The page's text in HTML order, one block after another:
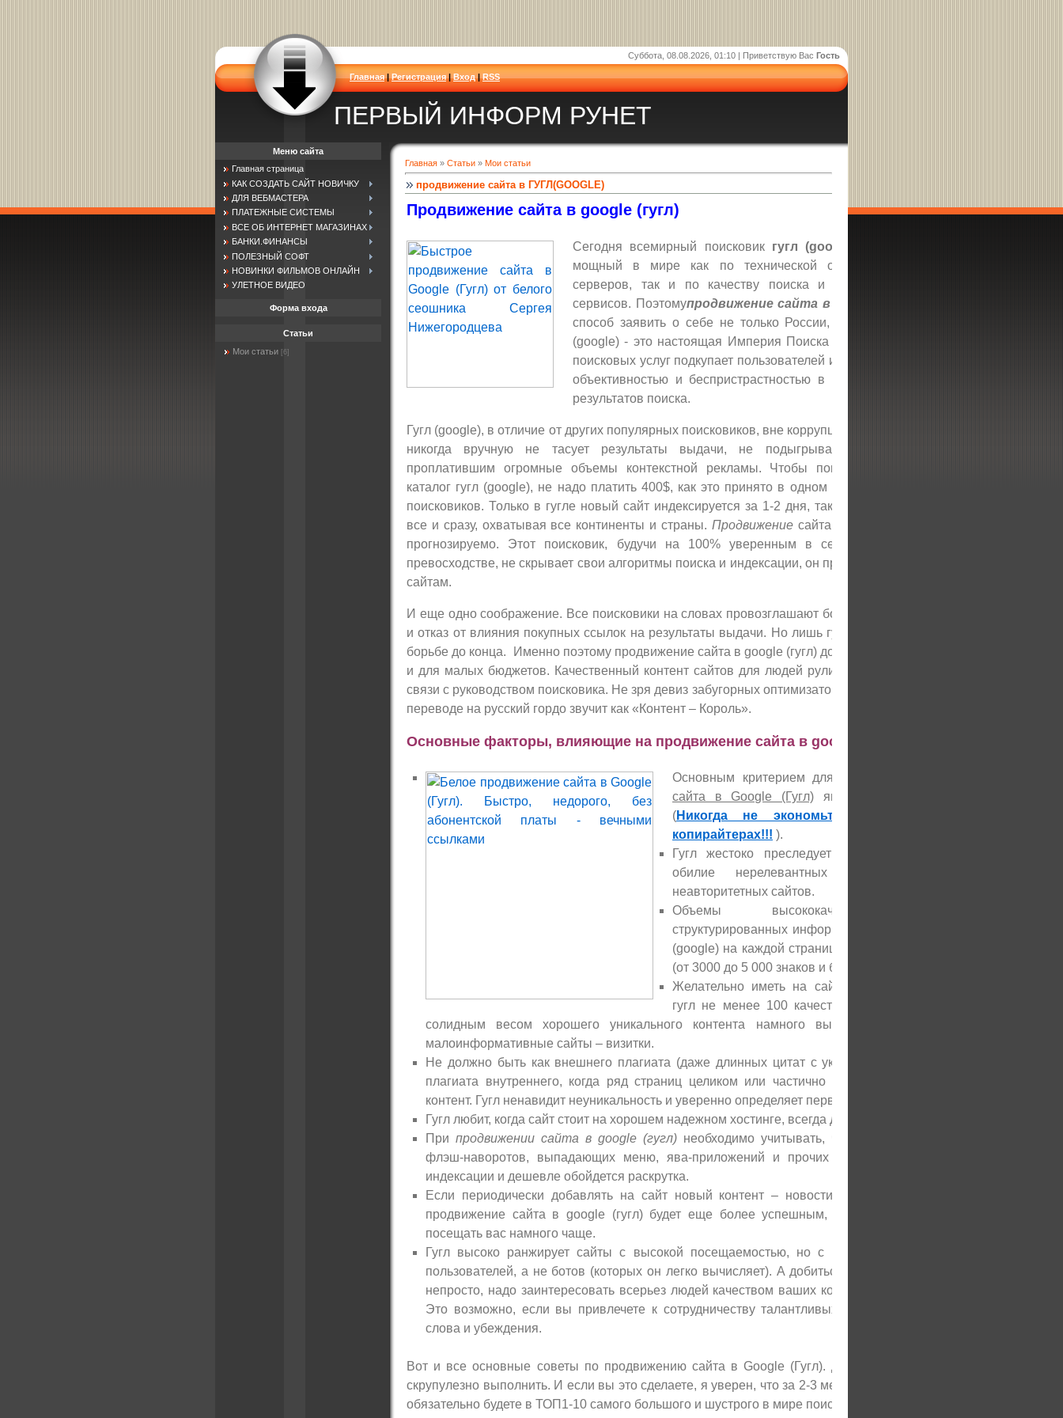
Суббота, 08.08.2026, 01:10 | Приветствую Вас Гость
Главная|Регистрация|Вход|RSS
ПЕРВЫЙ ИНФОРМ РУНЕТ
Главная » Статьи » Мои статьи
продвижение сайта в ГУГЛ(GOOGLE)
Продвижение сайта в google (гугл)
Сегодня всемирный поисковик гугл (google)
мощный в мире как по технической оснащенности, количеству
серверов, так и по качеству поиска и обилию вспомогательных
сервисов. Поэтомупродвижение сайта в google (гугл)
способ заявить о себе не только России, а сразу всему миру. Гугл
(google) - это настоящая Империя Поиска в Интернете. Этот монстр
поисковых услуг подкупает пользователей и владельцев сайтов своей
объективностью и беспристрастностью в том, что касается выдачи
результатов поиска.
Гугл (google), в отличие от других популярных поисковиков, вне коррупции, для него все равны, он
никогда вручную не тасует результаты выдачи, не подыгрывает крупнейшим игрокам,
проплатившим огромные объемы контекстной рекламы. Чтобы попасть в авторитетнейший
каталог гугл (google), не надо платить 400$, как это принято в одном из знаменитых российских
поисковиков. Только в гугле новый сайт индексируется за 1-2 дня, так как google реально видит
все и сразу, охватывая все континенты и страны. Продвижениесайта в google (гугл) доступно и
прогнозируемо. Этот поисковик, будучи на 100% уверенным в себе и своем абсолютном
превосходстве, не скрывает свои алгоритмы поиска и индексации, он прозрачен и открыт людям и
сайтам.
И еще одно соображение. Все поисковики на словах провозглашают борьбу за качество контента
и отказ от влияния покупных ссылок на результаты выдачи. Но лишь гугл последователен в этой
борьбе до конца. Именно поэтому продвижение сайта в google (гугл) доступно и для юных сайтов,
и для малых бюджетов. Качественный контент сайтов для людей рулит в гугле, а не деньги или
связи с руководством поисковика. Не зря девиз забугорных оптимизаторов «Content is King», что в
переводе на русский гордо звучит как «Контент – Король».
Основные факторы, влияющие на продвижение сайта в google (гугл) – ТОП1-10
Основным критерием для успешного
сайта в Google (Гугл) является качество текстов
(Никогда не экономьте на толковых СЕО
копирайтерах!!! ).
Гугл жестоко преследует неуникальные тексты и
обилие нерелевантных покупных ссылок с
неавторитетных сайтов.
Объемы высококачественных хорошо
структурированных информативных текстов для гугл
(google) на каждой странице должны быть большими
(от 3000 до 5 000 знаков и более).
Желательно иметь на сайте для продвижения под
гугл не менее 100 качественных страниц. Сайты с
солидным весом хорошего уникального контента намного выше ценятся гуглом, чем
малоинформативные сайты – визитки.
Не должно быть как внешнего плагиата (даже длинных цитат с указанием источника), так и
плагиата внутреннего, когда ряд страниц целиком или частично повторяют один и тот же
контент. Гугл ненавидит неуникальность и уверенно определяет первоисточник контента.
Гугл любит, когда сайт стоит на хорошем надежном хостинге, всегда доступном пользователям.
При продвижении сайта в google (гугл) необходимо учитывать, что чем меньше на сайте
флэш-наворотов, выпадающих меню, ява-приложений и прочих игрушек, тем лучше для
индексации и дешевле обойдется раскрутка.
Если периодически добавлять на сайт новый контент – новости, статьи, фотогалереи, то
продвижение сайта в google (гугл) будет еще более успешным, а поисковый робот будет
посещать вас намного чаще.
Гугл высоко ранжирует сайты с высокой посещаемостью, но с посещаемостью реальных
пользователей, а не ботов (которых он легко вычисляет). А добиться хорошей посещаемости
непросто, надо заинтересовать всерьез людей качеством ваших коммерческих предложений.
Это возможно, если вы привлечете к сотрудничеству талантливых копирайтеров, мастеров
слова и убеждения.
Вот и все основные советы по продвижению сайта в Google (Гугл). Дело за малым – надо их
скрупулезно выполнить. И если вы это сделаете, я уверен, что за 2-3 месяца (а порой и ранее) вы
обязательно будете в ТОП1-10 самого большого и шустрого в мире поисковика.
Меню сайта
Главная страница
КАК СОЗДАТЬ САЙТ НОВИЧКУ
ДЛЯ ВЕБМАСТЕРА
ПЛАТЕЖНЫЕ СИСТЕМЫ
ВСЕ ОБ ИНТЕРНЕТ МАГАЗИНАХ
БАНКИ.ФИНАНСЫ
ПОЛЕЗНЫЙ СОФТ
НОВИНКИ ФИЛЬМОВ ОНЛАЙН
УЛЕТНОЕ ВИДЕО
Форма входа
Статьи
Мои статьи [6]